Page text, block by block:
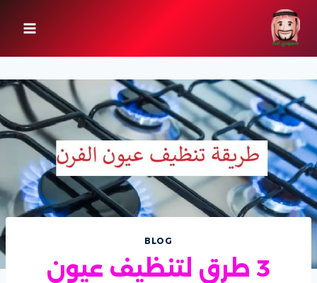
التجاوز
إلى
المحتوى
BLOG
3 طرق لتنظيف عيون